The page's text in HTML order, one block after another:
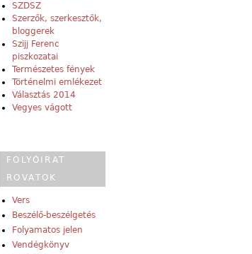
SZDSZ
Szerzők, szerkesztők,
bloggerek
Szijj Ferenc
piszkozatai
Természetes fények
Történelmi emlékezet
Választás 2014
Vegyes vágott
FOLYÓIRAT
ROVATOK
Vers
Beszélő-beszélgetés
Folyamatos jelen
Vendégkönyv